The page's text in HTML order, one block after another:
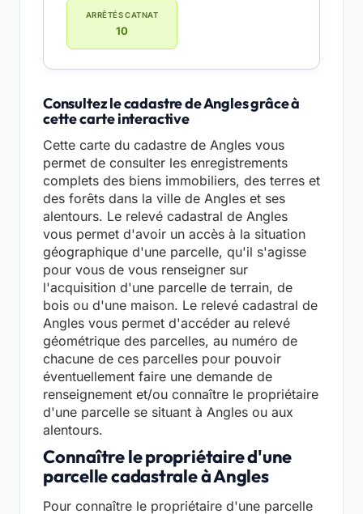
ARRÊTÉS CATNAT
10
Consultez le cadastre de Angles grâce à
cette carte interactive
Cette carte du cadastre de Angles vous
permet de consulter les enregistrements
complets des biens immobiliers, des terres et
des forêts dans la ville de Angles et ses
alentours. Le relevé cadastral de Angles
vous permet d'avoir un accès à la situation
géographique d'une parcelle, qu'il s'agisse
pour vous de vous renseigner sur
l'acquisition d'une parcelle de terrain, de
bois ou d'une maison. Le relevé cadastral de
Angles vous permet d'accéder au relevé
géométrique des parcelles, au numéro de
chacune de ces parcelles pour pouvoir
éventuellement faire une demande de
renseignement et/ou connaître le propriétaire
d'une parcelle se situant à Angles ou aux
alentours.
Connaître le propriétaire d'une
parcelle cadastrale à Angles
Pour connaître le propriétaire d'une parcelle